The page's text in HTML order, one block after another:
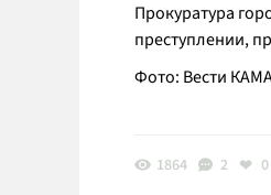
Прокуратура
преступлении,
Фото: Вести
1864 2 0